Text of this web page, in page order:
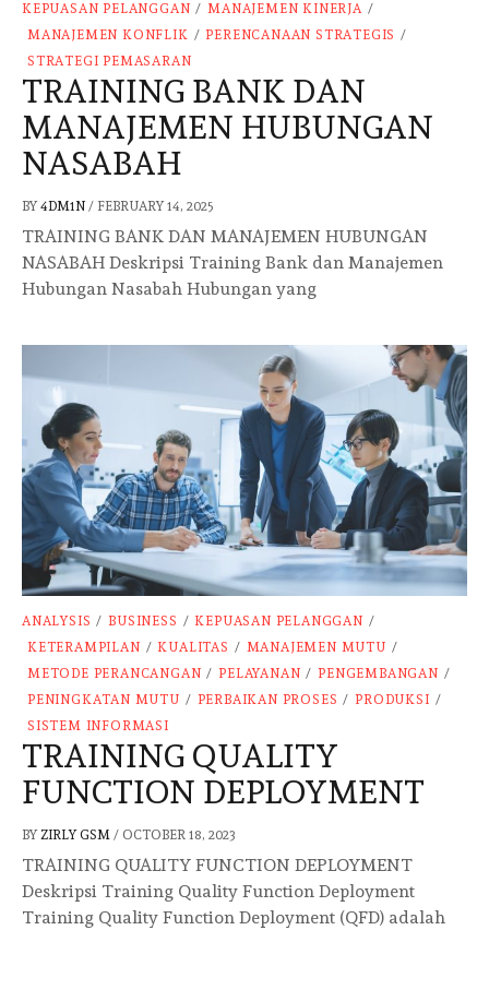
KEPUASAN PELANGGAN / MANAJEMEN KINERJA /
MANAJEMEN KONFLIK / PERENCANAAN STRATEGIS /
STRATEGI PEMASARAN
TRAINING BANK DAN
MANAJEMEN HUBUNGAN
NASABAH
BY 4DM1N / FEBRUARY 14, 2025
TRAINING BANK DAN MANAJEMEN HUBUNGAN
NASABAH Deskripsi Training Bank dan Manajemen
Hubungan Nasabah Hubungan yang
ANALYSIS / BUSINESS / KEPUASAN PELANGGAN /
KETERAMPILAN / KUALITAS / MANAJEMEN MUTU /
METODE PERANCANGAN / PELAYANAN / PENGEMBANGAN /
PENINGKATAN MUTU / PERBAIKAN PROSES / PRODUKSI /
SISTEM INFORMASI
TRAINING QUALITY
FUNCTION DEPLOYMENT
BY ZIRLY GSM / OCTOBER 18, 2023
TRAINING QUALITY FUNCTION DEPLOYMENT
Deskripsi Training Quality Function Deployment
Training Quality Function Deployment (QFD) adalah